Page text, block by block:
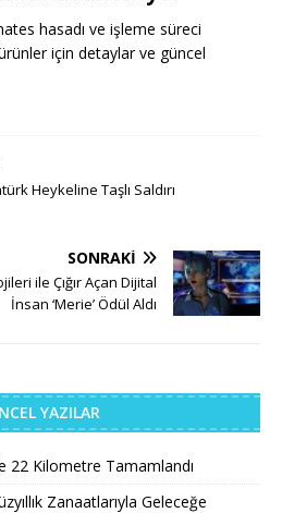
hasadı ve işleme süreci
için detaylar ve güncel
Heykeline Taşlı Saldırı
SONRAKI
ile Çığır Açan Dijital
İnsan ‘Merie’ Ödül Aldı
YAZILAR
22 Kilometre Tamamlandı
Zanaatlarıyla Geleceğe